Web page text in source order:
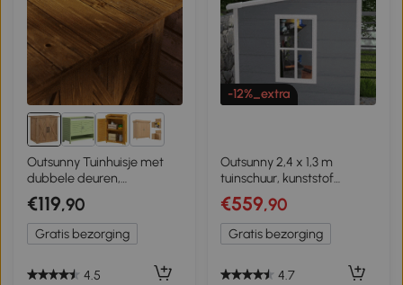
2+
Outsunny Tuinhuisje met
dubbele deuren,
magneetsluitingen,
natuurlijk hout, 77B x 55D x
72H cm, bruin
€119,90
Gratis bezorging
4.5
-12%_extra
Outsunny 2,4 x 1,3 m
tuinschuur, kunststof
tuinhuis met vloer, raam,
afsluitbare deuren, voor
tuin, terras, grijs
€559,90
Gratis bezorging
4.7